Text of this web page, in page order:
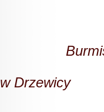
w Drzewicy